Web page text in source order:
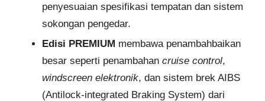
penyesuaian spesifikasi tempatan dan sistem
sokongan pengedar.
Edisi PREMIUM membawa penambahbaikan
besar seperti penambahan cruise control,
windscreen elektronik, dan sistem brek AIBS
(Antilock-integrated Braking System) dari